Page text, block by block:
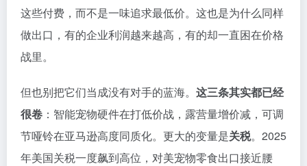
这些付费，而不是一味追求最低价。这也是为什么同样
做出口，有的企业利润越来越高，有的却一直困在价格
战里。
但也别把它们当成没有对手的蓝海。 这三条其实都已经
很卷 ：智能宠物硬件在打低价战，露营量增价减，可调
节哑铃在亚马逊高度同质化。更大的变量是关税。2025
年美国关税一度飙到高位，对美宠物零食出口接近腰